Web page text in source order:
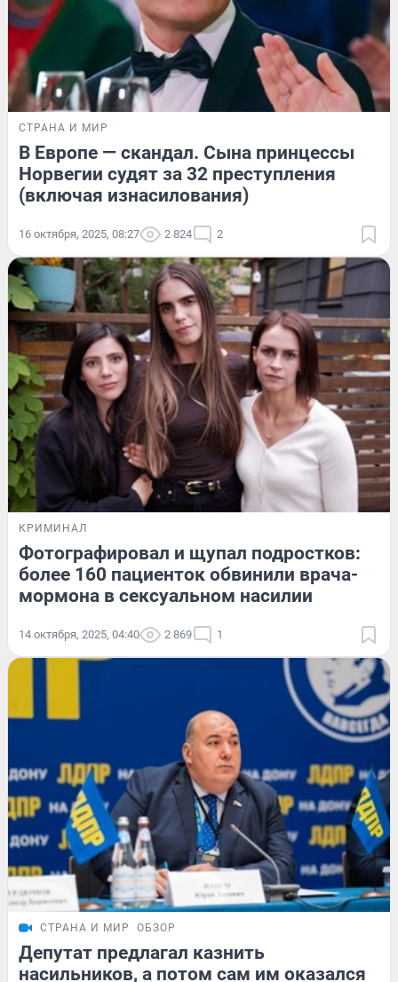
СТРАНА И МИР
В Европе — скандал. Сына принцессы
Норвегии судят за 32 преступления
(включая изнасилования)
16 октября, 2025, 08:27 2 824 2
КРИМИНАЛ
Фотографировал и щупал подростков:
более 160 пациенток обвинили врача-
мормона в сексуальном насилии
14 октября, 2025, 04:40 2 869 1
СТРАНА И МИР ОБЗОР
Депутат предлагал казнить
насильников, а потом сам им оказался